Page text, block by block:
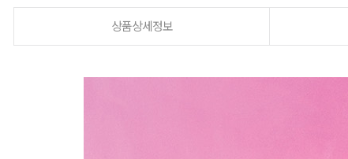
상품상세정보